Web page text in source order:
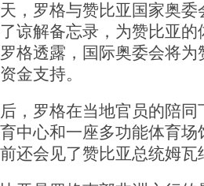
罗格与赞比亚国家奥委
谅解备忘录，为赞比亚
格透露，国际奥委会将
金支持。
罗格在当地官员的陪同
中心和一座多功能体育
还会见了赞比亚总统姆瓦